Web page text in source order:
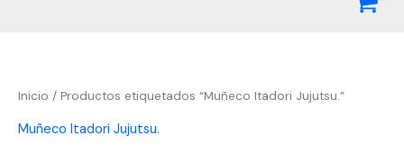
Inicio / Productos etiquetados “Muñeco Itadori Jujutsu.”
Muñeco Itadori Jujutsu.